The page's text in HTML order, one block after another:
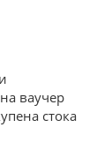
ваучер
стока